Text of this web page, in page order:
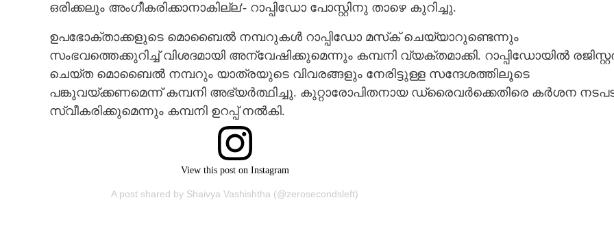
ഒരിക്കലും അംഗീകരിക്കാനാകില്ല'- റാപ്പിഡോ പോസ്റ്റിനു താഴെ കുറിച്ചു.
ഉപഭോക്താക്കളുടെ മൊബൈൽ നമ്പറുകൾ റാപ്പിഡോ മസ്‌ക് ചെയ്യാറുണ്ടെന്നും
സംഭവത്തെക്കുറിച്ച് വിശദമായി അന്വേഷിക്കുമെന്നും കമ്പനി വ്യക്തമാക്കി. റാപ്പിഡോയിൽ
ചെയ്‌ത മൊബൈൽ നമ്പറും യാത്രയുടെ വിവരങ്ങളും നേരിട്ടുള്ള സന്ദേശത്തിലൂടെ
പങ്കുവയ്‌ക്കണമെന്ന് കമ്പനി അഭ്യർത്ഥിച്ചു. കുറ്റാരോപിതനായ ഡ്രൈവർക്കെതിരെ കർശന
സ്വീകരിക്കുമെന്നും കമ്പനി ഉറപ്പ് നൽകി.
View this post on Instagram
A post shared by Shaivya Vashishtha (@zerosecondsleft)